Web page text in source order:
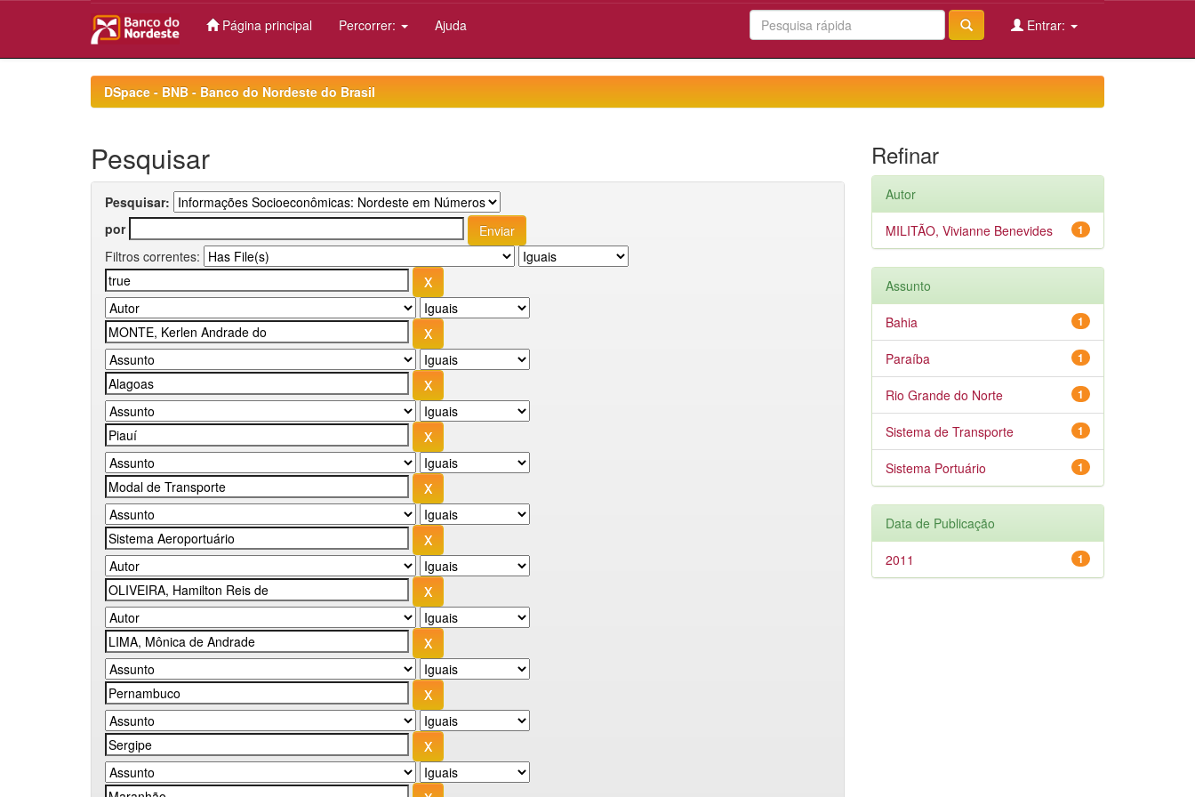
Página principal Percorrer: Ajuda Entrar:
DSpace - BNB - Banco do Nordeste do Brasil
Pesquisar
Pesquisar:
por
Filtros correntes:
Refinar
Autor
1
MILITÃO, Vivianne Benevides
Assunto
1
Bahia
1
Paraíba
1
Rio Grande do Norte
1
Sistema de Transporte
1
Sistema Portuário
Data de Publicação
1
2011